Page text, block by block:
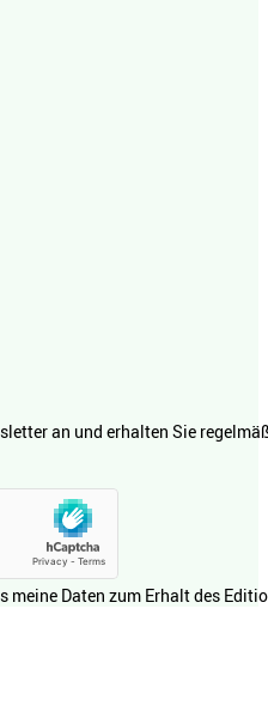
an und erhalten Sie
meine Daten zum Erhalt des